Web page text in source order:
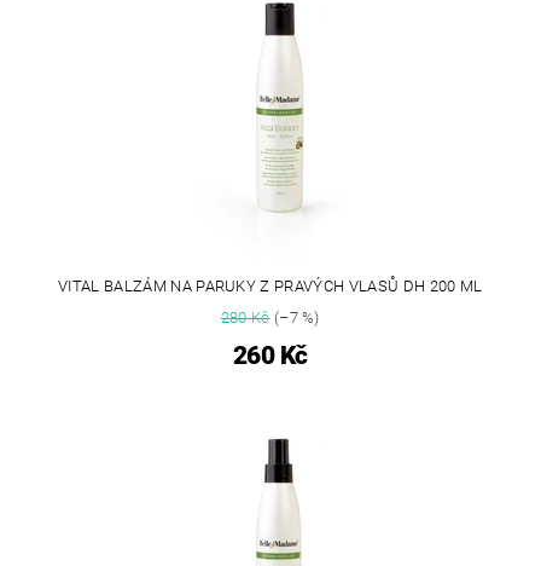
VITAL BALZÁM NA PARUKY Z PRAVÝCH VLASŮ DH 200 ML
280 Kč(–7 %)
260 Kč